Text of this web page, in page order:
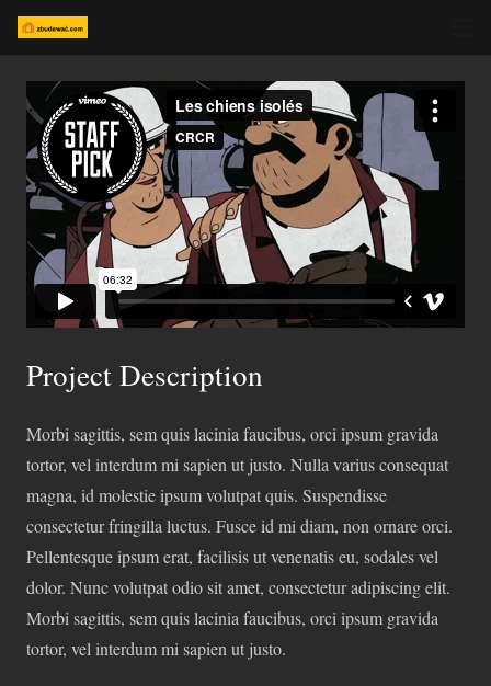
Project Description
Morbi sagittis, sem quis lacinia faucibus, orci ipsum gravida
tortor, vel interdum mi sapien ut justo. Nulla varius consequat
magna, id molestie ipsum volutpat quis. Suspendisse
consectetur fringilla luctus. Fusce id mi diam, non ornare orci.
Pellentesque ipsum erat, facilisis ut venenatis eu, sodales vel
dolor. Nunc volutpat odio sit amet, consectetur adipiscing elit.
Morbi sagittis, sem quis lacinia faucibus, orci ipsum gravida
tortor, vel interdum mi sapien ut justo.